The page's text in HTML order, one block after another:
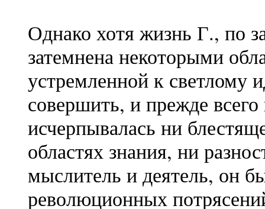
Однако хотя жизнь Г., по
затемнена некоторыми
устремленной к светлому
совершить, и прежде
исчерпывалась ни
областях знания, ни
мыслитель и деятель, он
революционных